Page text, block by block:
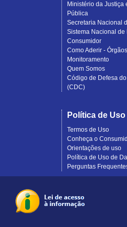
Ministério da Justiça
Pública
Secretaria Nacional
Sistema Nacional de
Consumidor
Como Aderir -
Monitoramento
Quem Somos
Código de Defesa
(CDC)
Política de Uso
Termos de Uso
Conheça o
Orientações de uso
Política de Uso de
Perguntas